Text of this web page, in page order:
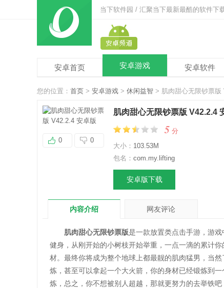
当下软件园 / 汇聚当下最新最酷的软件下
安卓首页 安卓游戏 安卓软件
您的位置： 首页 > 安卓游戏 > 休闲益智 > 肌肉甜心无限钞票版
0 0
肌肉甜心无限钞票版 V42.2.4
5 分
大小： 103.53M
包名： com.my.lifting
安卓版下载
内容介绍 网友评论
肌肉甜心无限钞票版是一款放置类点击手游，游
健身，从刚开始的小树枝开始举重，一点一滴的累计
材。最终你将成为整个地球上都最靓的肌肉猛男，当
炼，甚至可以拿起一个大火箭，你的身材已经锻炼到
炼，总之，你不想被别人超越，那就更努力的去举铁吧